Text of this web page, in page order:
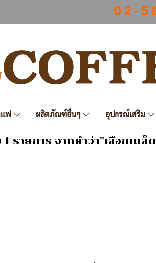
0 2 - 5
แฟ ผลิตภัณฑ์อื่นๆ อุปกรณ์เสริม
รายการ จากคำว่า"เลือกเมล็